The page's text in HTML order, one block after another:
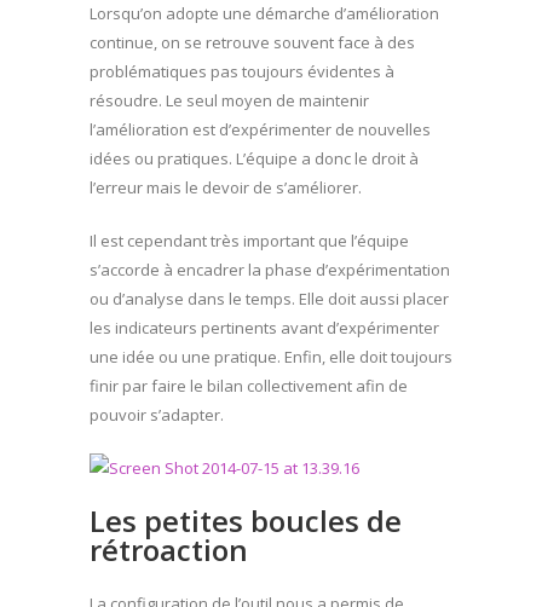
Lorsqu’on adopte une démarche d’amélioration
continue, on se retrouve souvent face à des
problématiques pas toujours évidentes à
résoudre. Le seul moyen de maintenir
l’amélioration est d’expérimenter de nouvelles
idées ou pratiques. L’équipe a donc le droit à
l’erreur mais le devoir de s’améliorer.
Il est cependant très important que l’équipe
s’accorde à encadrer la phase d’expérimentation
ou d’analyse dans le temps. Elle doit aussi placer
les indicateurs pertinents avant d’expérimenter
une idée ou une pratique. Enfin, elle doit toujours
finir par faire le bilan collectivement afin de
pouvoir s’adapter.
Les petites boucles de
rétroaction